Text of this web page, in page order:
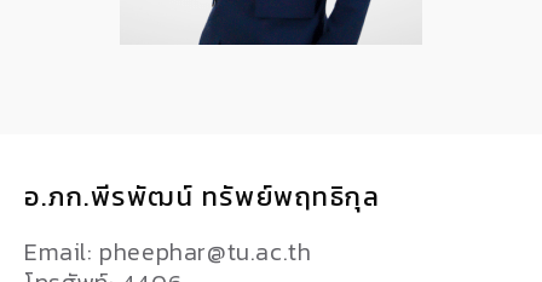
อ.ภก.พีรพัฒน์ ทรัพย์พฤทธิกุล
Email: pheephar@tu.ac.th